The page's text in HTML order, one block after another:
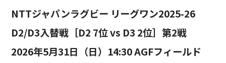
NTTジャパンラグビー リーグワン2025-26
D2/D3入替戦［D2 7位 vs D3 2位］第2戦
2026年5月31日（日）14:30 AGFフィールド